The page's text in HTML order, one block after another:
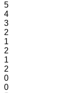
5
4
3
2
1
2
1
2
0
0